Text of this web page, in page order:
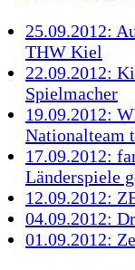
25.09.2012:
THW Kiel
22.09.2012:
Spielmacher
19.09.2012:
Nationalteam
17.09.2012:
Länderspiele
12.09.2012:
04.09.2012:
01.09.2012: